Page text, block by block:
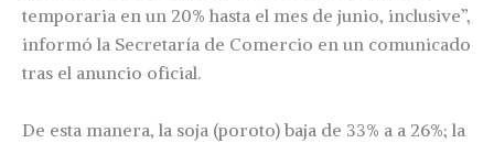
temporaria en un 20% hasta el mes de junio, inclusive”,
informó la Secretaría de Comercio en un comunicado
tras el anuncio oficial.
De esta manera, la soja (poroto) baja de 33% a a 26%; la